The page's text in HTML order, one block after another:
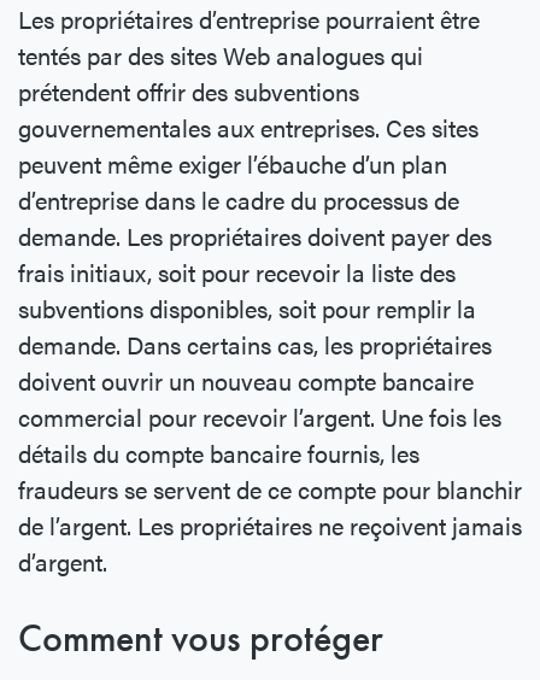
Les propriétaires d’entreprise pourraient être
tentés par des sites Web analogues qui
prétendent offrir des subventions
gouvernementales aux entreprises. Ces sites
peuvent même exiger l’ébauche d’un plan
d’entreprise dans le cadre du processus de
demande. Les propriétaires doivent payer des
frais initiaux, soit pour recevoir la liste des
subventions disponibles, soit pour remplir la
demande. Dans certains cas, les propriétaires
doivent ouvrir un nouveau compte bancaire
commercial pour recevoir l’argent. Une fois les
détails du compte bancaire fournis, les
fraudeurs se servent de ce compte pour blanchir
de l’argent. Les propriétaires ne reçoivent jamais
d’argent.
Comment vous protéger